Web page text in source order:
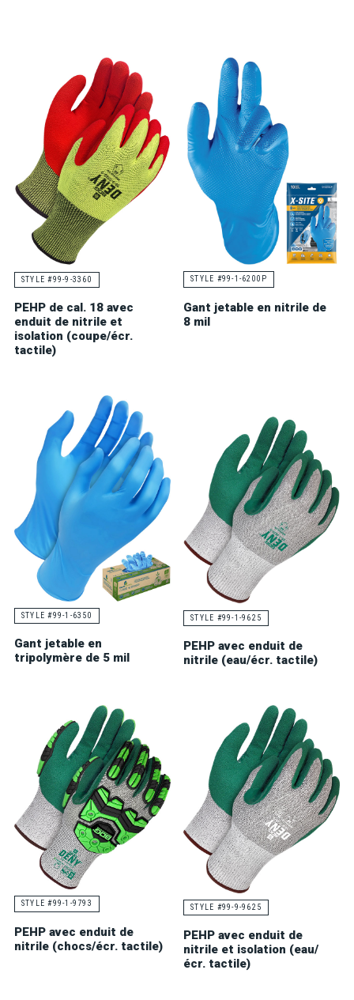
STYLE #99-9-3360
PEHP de cal. 18 avec
enduit de nitrile et
isolation (coupe/écr.
tactile)
STYLE #99-1-6200P
Gant jetable en nitrile de
8 mil
STYLE #99-1-6350
Gant jetable en
tripolymère de 5 mil
STYLE #99-1-9625
PEHP avec enduit de
nitrile (eau/écr. tactile)
STYLE #99-1-9793
PEHP avec enduit de
nitrile (chocs/écr. tactile)
STYLE #99-9-9625
PEHP avec enduit de
nitrile et isolation (eau/
écr. tactile)